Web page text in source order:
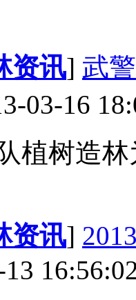
资讯] 武
03-16
植树造
资讯]